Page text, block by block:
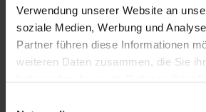
Verwendung unserer Website an
soziale Medien, Werbung und
Partner führen diese Informationen
weiteren Daten zusammen, die Sie
Mähen Sie das Gras rechtzeitig,
hat zu blühen.
Versuche, tagsüber drinnen zu
mehr Pollen in der Luft ist als früh
Es ist am besten, während der